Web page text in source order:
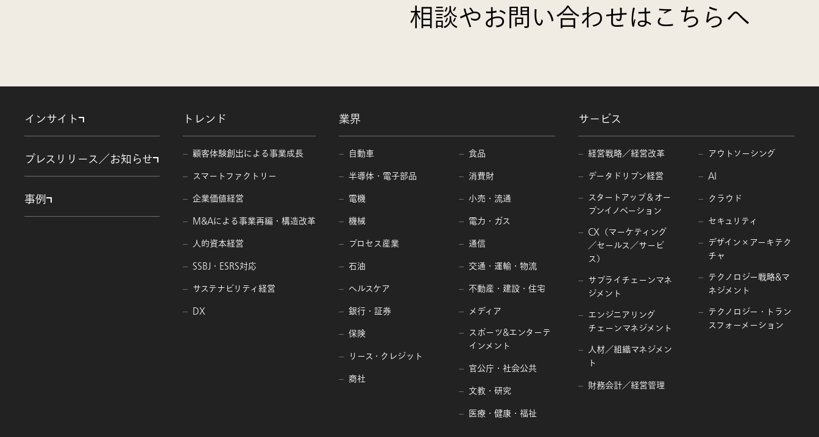
相談やお問い合わせはこちらへ
インサイト
プレスリリース／お知らせ
事例
トレンド
顧客体験創出による事業成長
スマートファクトリー
企業価値経営
M&Aによる事業再編・構造改革
人的資本経営
SSBJ・ESRS対応
サステナビリティ経営
DX
業界
自動車
半導体・電子部品
電機
機械
プロセス産業
石油
ヘルスケア
銀行・証券
保険
リース・クレジット
商社
食品
消費財
小売・流通
電力・ガス
通信
交通・運輸・物流
不動産・建設・住宅
メディア
スポーツ&エンターテ
インメント
官公庁・社会公共
文教・研究
医療・健康・福祉
サービス
経営戦略／経営改革
データドリブン経営
スタートアップ＆オー
プンイノベーション
CX（マーケティング
／セールス／サービ
ス）
サプライチェーンマネ
ジメント
エンジニアリング
チェーンマネジメント
人材／組織マネジメン
ト
財務会計／経営管理
アウトソーシング
AI
クラウド
セキュリティ
デザイン×アーキテク
チャ
テクノロジー戦略&マ
ネジメント
テクノロジー・トラン
スフォーメーション